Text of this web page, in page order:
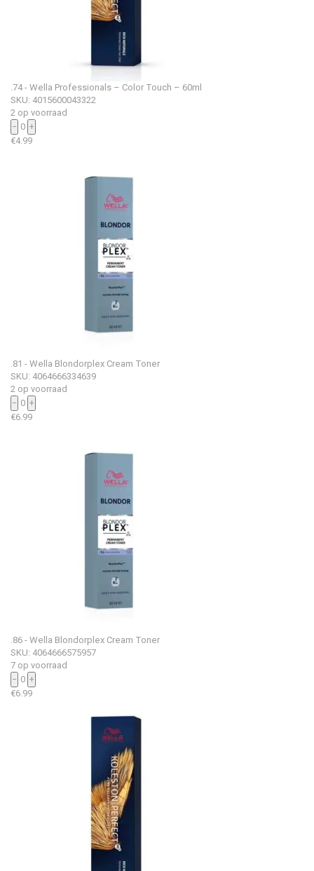
.74 - Wella Professionals – Color Touch – 60ml
SKU: 4015600043322
2 op voorraad
− 0 +
€4.99
.81 - Wella Blondorplex Cream Toner
SKU: 4064666334639
2 op voorraad
− 0 +
€6.99
.86 - Wella Blondorplex Cream Toner
SKU: 4064666575957
7 op voorraad
− 0 +
€6.99